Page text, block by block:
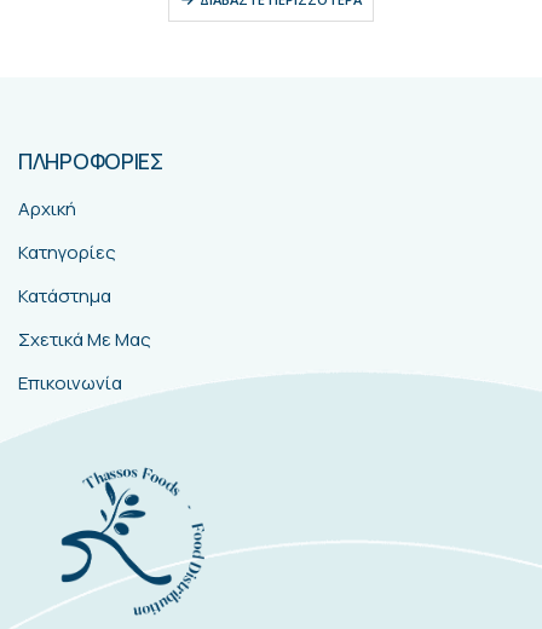
ΠΛΗΡΟΦΟΡΙΕΣ
Αρχική
Κατηγορίες
Κατάστημα
Σχετικά Με Μας
Επικοινωνία